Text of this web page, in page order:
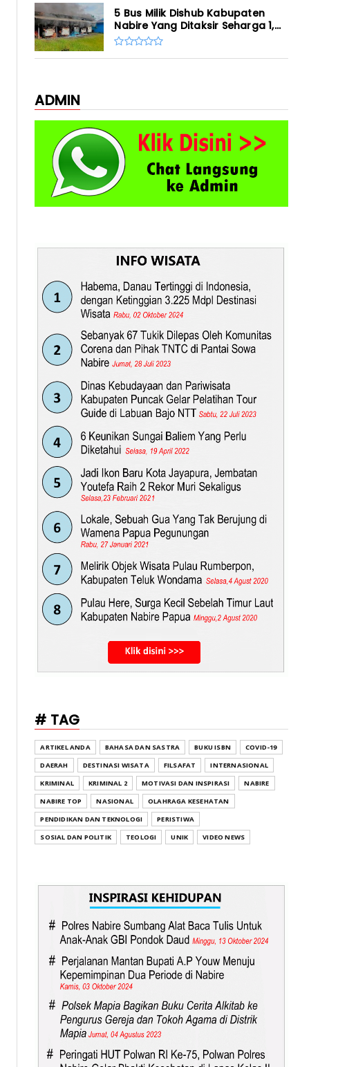
5 Bus Milik Dishub Kabupaten
Nabire Yang Ditaksir Seharga 1,...
ADMIN
# TAG
ARTIKEL ANDA BAHASA DAN SASTRA BUKU ISBN
COVID-19
DAERAH
DESTINASI WISATA FILSAFAT
INTERNASIONAL
KRIMINAL
KRIMINAL 2 MOTIVASI DAN INSPIRASI
NABIRE
NABIRE TOP
NASIONAL
OLAHRAGA KESEHATAN
PENDIDIKAN DAN TEKNOLOGI
PERISTIWA
SOSIAL DAN POLITIK
TEOLOGI UNIK VIDEO NEWS